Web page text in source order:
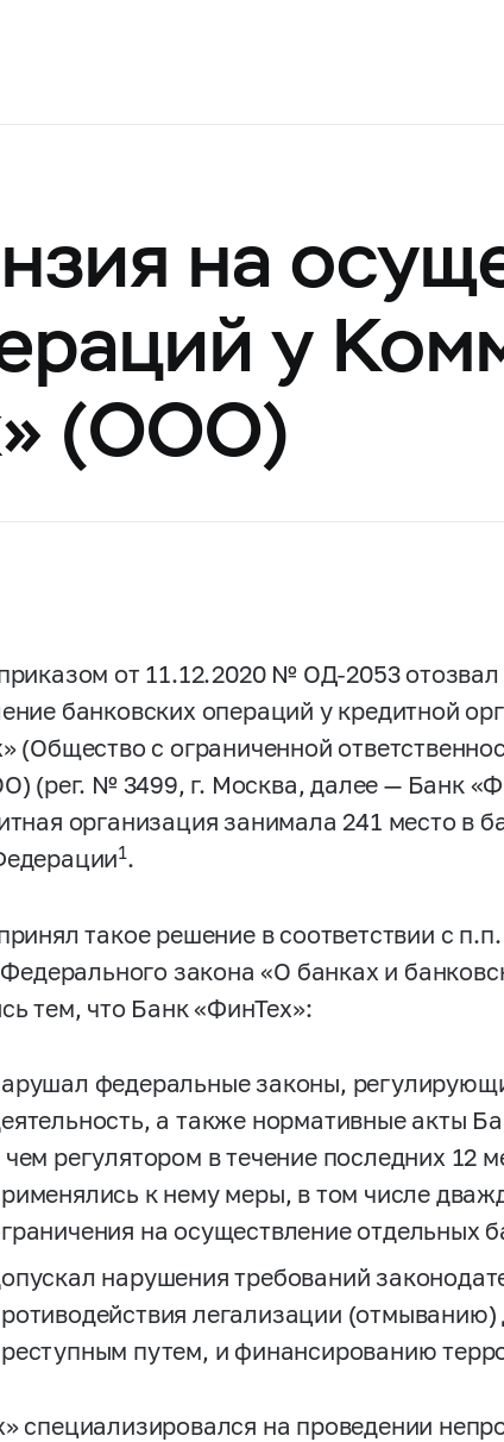
на
у
(ООО)
от 11.12.2020 № ОД-2053
банковских операций у кредитной
(Общество с ограниченной
(рег. № 3499, г. Москва, далее — Банк
организация занимала 241 место в
1.
такое решение в соответствии с
закона «О банках и
тем, что Банк «ФинТех»:
федеральные законы,
а также нормативные акты
чем регулятором в течение последних 12
к нему меры, в том числе
на осуществление отдельных
нарушения требований
легализации
путем, и финансированию
специализировался на проведении